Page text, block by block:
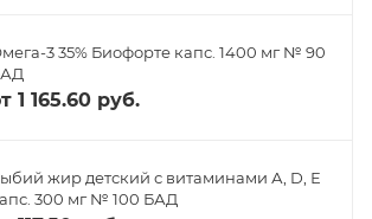
3 35% Биофорте капс. 1400 мг № 90
1 165.60 руб.
жир детский с витаминами А, D, Е
300 мг № 100 БАД